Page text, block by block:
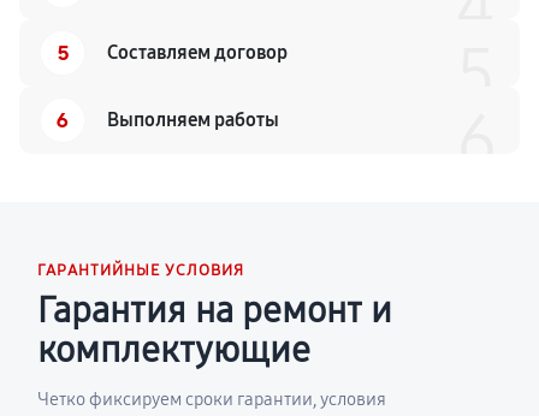
5 Составляем договор
6 Выполняем работы
ГАРАНТИЙНЫЕ УСЛОВИЯ
Гарантия на ремонт и
комплектующие
Четко фиксируем сроки гарантии, условия